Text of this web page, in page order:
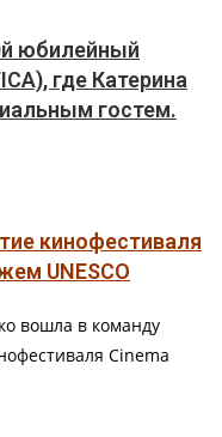
юбилейный
где Катерина
гостем.
кинофестиваля
UNESCO
вошла в команду
Cinema